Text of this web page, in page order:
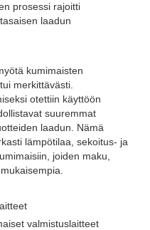
prosessi rajoitti
laadun
kumimaisten
merkittävästi.
otettiin käyttöön
suuremmat
laadun. Nämä
lämpötilaa, sekoitus- ja
joiden maku,
valmistuslaitteet